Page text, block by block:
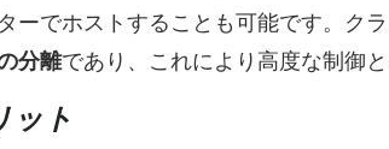
ーでホストすることも可能です。ク
分離であり、これにより高度な制御
ット